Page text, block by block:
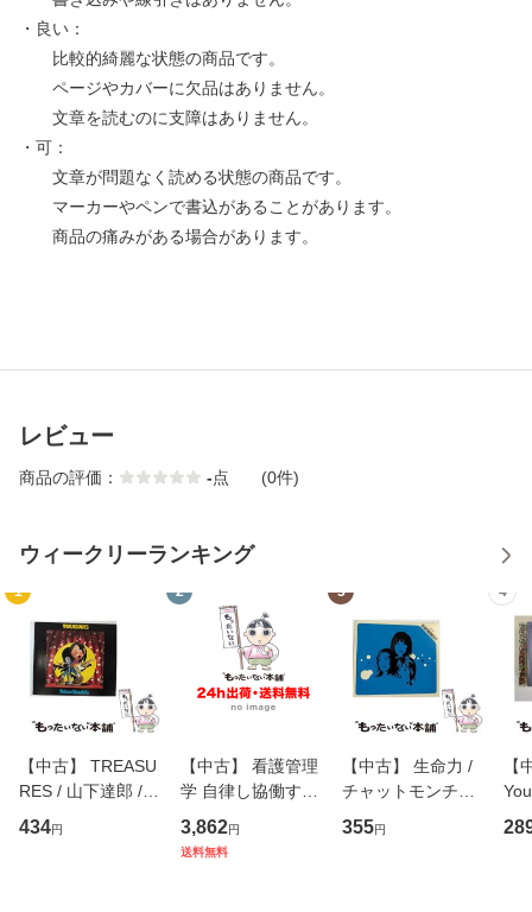
・良い：
比較的綺麗な状態の商品です。
ページやカバーに欠品はありません。
文章を読むのに支障はありません。
・可：
文章が問題なく読める状態の商品です。
マーカーやペンで書込があることがあります。
商品の痛みがある場合があります。
レビュー
商品の評価： -点 (0件)
ウィークリーランキング
1
【中古】 TREASU
RES / 山下達郎 /
イーストウエス
ト・ジャパン [CD]
434円
2
【中古】 看護管理
学 自律し協働する
専門職の看護マネ
ジメントスキル 改
3,862円
送料無料
3
【中古】 生命力 /
チャットモンチー /
キューンレコード
[CD]【メール便送
355円
4
【
のが